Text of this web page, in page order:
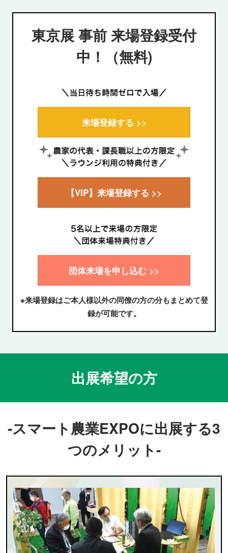
東京展 事前 来場登録受付
中！（無料)
来場登録する >>
【VIP】来場登録する >>
団体来場を申し込む >>
※来場登録はご本人様以外の同僚の方の分もまとめて登
録が可能です。
出展希望の方
-スマート農業EXPOに出展する3
つのメリット-